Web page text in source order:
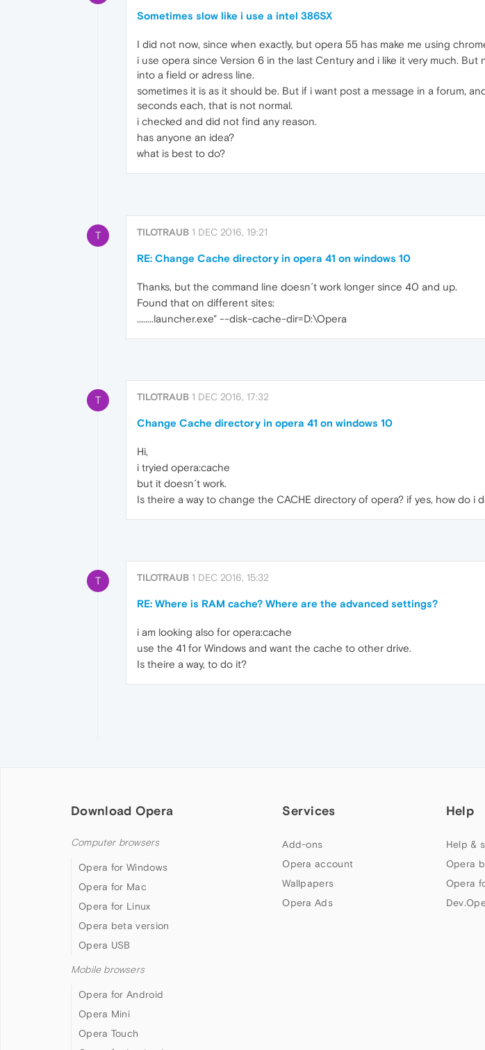
Sometimes slow like i use a intel 386SX
I did not now, since when exactly, but opera 55 has make me using
i use opera since Version 6 in the last Century and i like it very much.
into a field or adress line.
sometimes it is as it should be. But if i want post a message in a forum,
seconds each, that is not normal.
i checked and did not find any reason.
has anyone an idea?
what is best to do?
T TILOTRAUB 1 DEC 2016, 19:21
RE: Change Cache directory in opera 41 on windows 10
Thanks, but the command line doesn´t work longer since 40 and up.
Found that on different sites:
........launcher.exe" --disk-cache-dir=D:\Opera
T TILOTRAUB 1 DEC 2016, 17:32
Change Cache directory in opera 41 on windows 10
Hi,
i tryied opera:cache
but it doesn´t work.
Is theire a way to change the CACHE directory of opera? if yes, how do i
T TILOTRAUB 1 DEC 2016, 15:32
RE: Where is RAM cache? Where are the advanced settings?
i am looking also for opera:cache
use the 41 for Windows and want the cache to other drive.
Is theire a way, to do it?
Download Opera
Computer browsers
Opera for Windows
Opera for Mac
Opera for Linux
Opera beta version
Opera USB
Mobile browsers
Opera for Android
Opera Mini
Opera Touch
Services
Add-ons
Opera account
Wallpapers
Opera Ads
Help
Help &
Opera
Opera